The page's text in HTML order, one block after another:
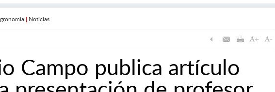
| Noticias
Campo publica artículo